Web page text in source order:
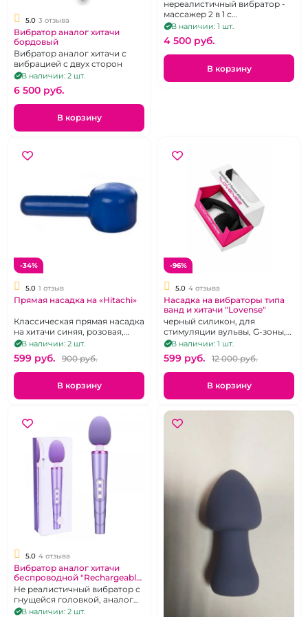
5.0 3 отзыва
Вибратор аналог хитачи
бордовый
Вибратор аналог хитачи с
вибрацией с двух сторон
В наличии: 2 шт.
6 500 pуб.
В корзину
нереалистичный вибратор -
массажер 2 в 1 с
вибрирующей головкой и
стволом
В наличии: 1 шт.
4 500 pуб.
В корзину
-34%
5.0 1 отзыв
Прямая насадка на «Hitachi»
Классическая прямая насадка
на хитачи синяя, розовая,
белая
В наличии: 2 шт.
599 pуб. 900 pуб.
В корзину
-96%
5.0 4 отзыва
Насадка на вибраторы типа
ванд и хитачи "Lovense"
черный силикон, для
стимуляции вульвы, G-зоны,
клитора
В наличии: 1 шт.
599 pуб. 12 000 pуб.
В корзину
5.0 4 отзыва
Вибратор аналог хитачи
беспроводной "Rechargeable"
сиреневый
Не реалистичный вибратор с
гнущейся головкой, аналог
хитачи, в сиреневом цвете.
В наличии: 2 шт.